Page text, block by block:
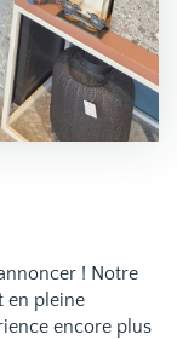
! Notre
en pleine
encore plus